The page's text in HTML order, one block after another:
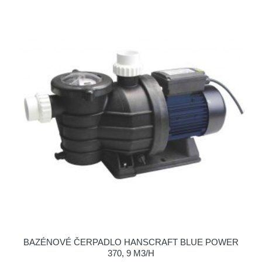
BAZÉNOVÉ ČERPADLO HANSCRAFT BLUE POWER
370, 9 M3/H